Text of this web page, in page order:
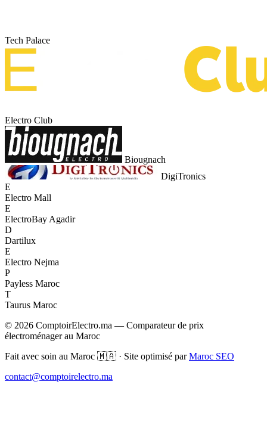
Tech Palace
Electro Club
Biougnach
DigiTronics
E
Electro Mall
E
ElectroBay Agadir
D
Dartilux
E
Electro Nejma
P
Payless Maroc
T
Taurus Maroc
© 2026 ComptoirElectro.ma — Comparateur de prix
électroménager au Maroc
Fait avec soin au Maroc 🇲🇦 · Site optimisé parMaroc SEO
contact@comptoirelectro.ma